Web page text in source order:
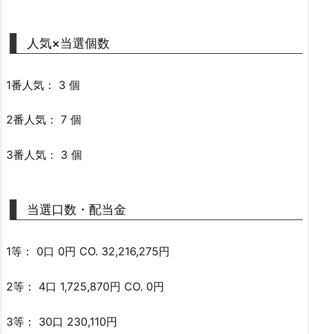
人気×当選個数
1番人気： 3 個
2番人気： 7 個
3番人気： 3 個
当選口数・配当金
1等： 0口 0円 CO. 32,216,275円
2等： 4口 1,725,870円 CO. 0円
3等： 30口 230,110円